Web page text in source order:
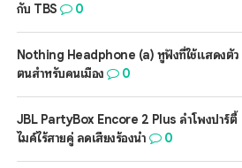
กับ TBS
0
Nothing Headphone (a) หูฟังที่ใช้แสดงตัว
ตนสำหรับคนเมือง
0
JBL PartyBox Encore 2 Plus ลำโพงปาร์ตี้
ไมค์ไร้สายคู่ ลดเสียงร้องนำ
0